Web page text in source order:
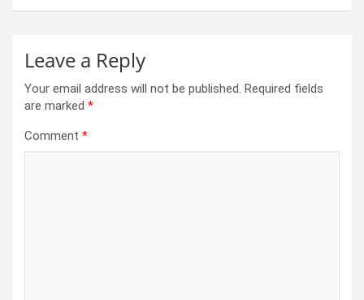
Leave a Reply
Your email address will not be published. Required fields
are marked *
Comment *